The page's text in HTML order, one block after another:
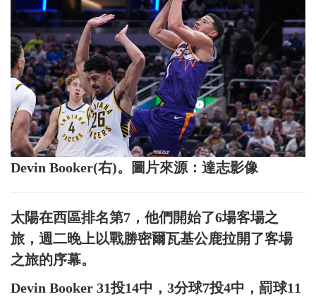
Devin Booker(右)。圖片來源：達志影像
太陽在西區排名第7，他們開始了6場客場之
旅，週二晚上以戰勝密爾瓦基公鹿拉開了客場
之旅的序幕。
Devin Booker 31投14中，3分球7投4中，罰球11